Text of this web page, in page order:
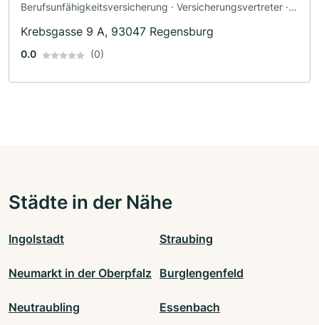
Berufsunfähigkeitsversicherung · Versicherungsvertreter ·
Krebsgasse 9 A, 93047 Regensburg
0.0 (0)
Städte in der Nähe
Ingolstadt Straubing
Neumarkt in der Oberpfalz Burglengenfeld
Neutraubling Essenbach